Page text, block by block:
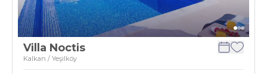
Villa Noctis
Kalkan / Yeşilköy